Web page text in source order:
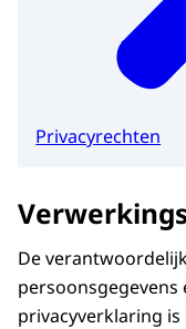
Privacyrechten
De
persoonsgegevens
privacyverklaring